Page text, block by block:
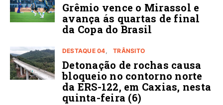
Grêmio vence o Mirassol e
avança ás quartas de final
da Copa do Brasil
DESTAQUE 04 TRÂNSITO
Detonação de rochas causa
bloqueio no contorno norte
da ERS-122, em Caxias, nesta
quinta-feira (6)